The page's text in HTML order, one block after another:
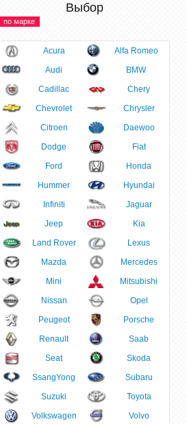
Выбор
по марке
Acura
Alfa Romeo
Audi
BMW
Cadillac
Chery
Chevrolet
Chrysler
Citroen
Daewoo
Dodge
Fiat
Ford
Honda
Hummer
Hyundai
Infiniti
Jaguar
Jeep
Kia
Land Rover
Lexus
Mazda
Mercedes
Mini
Mitsubishi
Nissan
Opel
Peugeot
Porsche
Renault
Saab
Seat
Skoda
SsangYong
Subaru
Suzuki
Toyota
Volkswagen
Volvo